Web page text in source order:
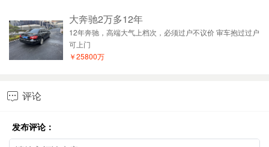
大奔驰2万多12年
12年奔驰，高端大气上档次，必须过户不议价 审车抱过过户
可上门
￥25800万
 评论
发布评论：